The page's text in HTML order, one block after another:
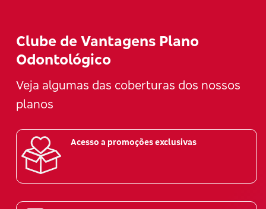
Clube de Vantagens Plano
Odontológico
Veja algumas das coberturas dos nossos
planos
Acesso a promoções exclusivas